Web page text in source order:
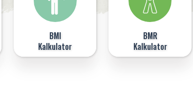
BMI
Kalkulator
BMR
Kalkulator